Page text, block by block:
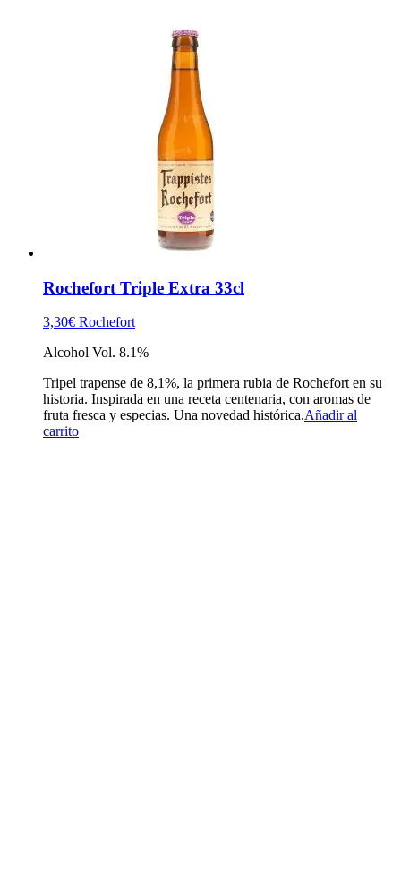
Rochefort Triple Extra 33cl
3,30€ Rochefort
Alcohol Vol. 8.1%
Tripel trapense de 8,1%, la primera rubia de Rochefort en su
historia. Inspirada en una receta centenaria, con aromas de
fruta fresca y especias. Una novedad histórica.Añadir al
carrito